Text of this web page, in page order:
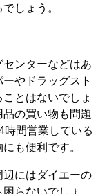
しょう。
ンターなどはあ
やドラッグスト
とはないでしょ
の買い物も問題
時間営業している
も便利です。
にはダイエーの